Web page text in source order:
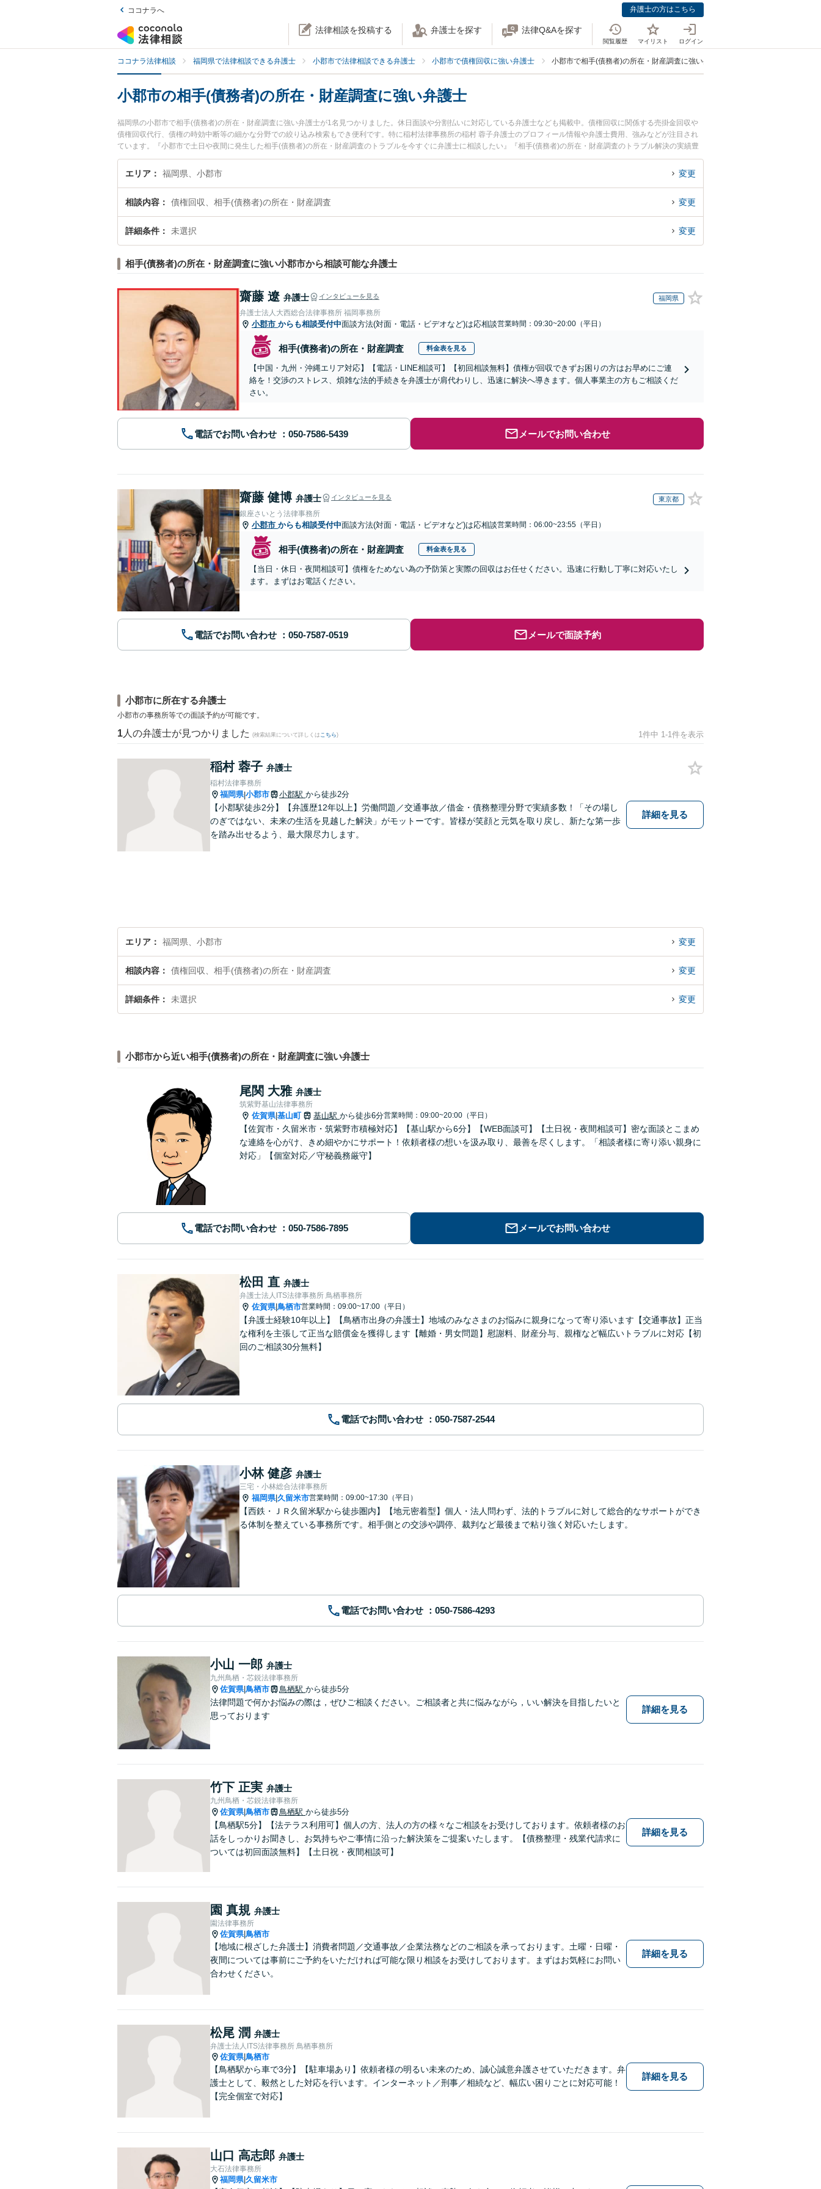
ココナラへ 弁護士の方はこちら
法律相談を投稿する 弁護士を探す 法律Q&Aを探す
閲覧履歴 マイリスト ログイン
ココナラ法律相談 福岡県で法律相談できる弁護士 小郡市で法律相談できる弁護士 小郡市で債権回収に強い弁護士 小郡市で相手(債務者)の所在・財産調査に強い弁護士
小郡市の相手(債務者)の所在・財産調査に強い弁護士
福岡県の小郡市で相手(債務者)の所在・財産調査に強い弁護士が1名見つかりました。休日面談や分割払いに対応している弁護士なども掲載中。債権回収に関係する売掛金回収や
債権回収代行、債権の時効中断等の細かな分野での絞り込み検索もでき便利です。特に稲村法律事務所の稲村 蓉子弁護士のプロフィール情報や弁護士費用、強みなどが注目され
ています。『小郡市で土日や夜間に発生した相手(債務者)の所在・財産調査のトラブルを今すぐに弁護士に相談したい』『相手(債務者)の所在・財産調査のトラブル解決の実績豊
富な近くの弁護士を検索したい』『初回相談無料で相手(債務者)の所在・財産調査を法律相談できる小郡市内の弁護士に相談予約したい』などでお困りの相談者さんにおすすめで
す。エリア 福岡県、小郡市 変更
相談内容 債権回収、相手(債務者)の所在・財産調査 変更
詳細条件 未選択 変更
相手(債務者)の所在・財産調査に強い小郡市から相談可能な弁護士
齋藤 遼 弁護士 インタビューを見る 福岡県
弁護士法人大西総合法律事務所 福岡事務所
小郡市 からも相談受付中面談方法(対面・電話・ビデオなど)は応相談営業時間：09:30~20:00（平日）
相手(債務者)の所在・財産調査 料金表を見る
【中国・九州・沖縄エリア対応】【電話・LINE相談可】【初回相談無料】債権が回収できずお困りの方はお早めにご連
絡を！交渉のストレス、煩雑な法的手続きを弁護士が肩代わりし、迅速に解決へ導きます。個人事業主の方もご相談くだ
さい。
電話でお問い合わせ メールでお問い合わせ
齋藤 健博 弁護士 インタビューを見る 東京都
銀座さいとう法律事務所
小郡市 からも相談受付中面談方法(対面・電話・ビデオなど)は応相談営業時間：06:00~23:55（平日）
相手(債務者)の所在・財産調査 料金表を見る
【当日・休日・夜間相談可】債権をためない為の予防策と実際の回収はお任せください。迅速に行動し丁寧に対応いたし
ます。まずはお電話ください。
電話でお問い合わせ メールで面談予約
小郡市に所在する弁護士
小郡市の事務所等での面談予約が可能です。
1 人の弁護士が見つかりました (検索結果について詳しくは こちら) 1件中 1-1件を表示
稲村 蓉子 弁護士
稲村法律事務所
福岡県|小郡市 小郡駅 から徒歩2分
【小郡駅徒歩2分】【弁護歴12年以上】労働問題／交通事故／借金・債務整理分野で実績多数！「その場し
のぎではない、未来の生活を見越した解決」がモットーです。皆様が笑顔と元気を取り戻し、新たな第一歩
を踏み出せるよう、最大限尽力します。
詳細を見る
エリア 福岡県、小郡市 変更
相談内容 債権回収、相手(債務者)の所在・財産調査 変更
詳細条件 未選択 変更
小郡市から近い相手(債務者)の所在・財産調査に強い弁護士
尾関 大雅 弁護士
筑紫野基山法律事務所
佐賀県|基山町 基山駅 から徒歩6分営業時間：09:00~20:00（平日）
【佐賀市・久留米市・筑紫野市積極対応】【基山駅から6分】【WEB面談可】【土日祝・夜間相談可】密な面談とこまめ
な連絡を心がけ、きめ細やかにサポート！依頼者様の想いを汲み取り、最善を尽くします。「相談者様に寄り添い親身に
対応」【個室対応／守秘義務厳守】
電話でお問い合わせ メールでお問い合わせ
松田 直 弁護士
弁護士法人ITS法律事務所 鳥栖事務所
佐賀県|鳥栖市営業時間：09:00~17:00（平日）
【弁護士経験10年以上】【鳥栖市出身の弁護士】地域のみなさまのお悩みに親身になって寄り添います【交通事故】正当
な権利を主張して正当な賠償金を獲得します【離婚・男女問題】慰謝料、財産分与、親権など幅広いトラブルに対応【初
回のご相談30分無料】
電話でお問い合わせ
小林 健彦 弁護士
三宅・小林総合法律事務所
福岡県|久留米市営業時間：09:00~17:30（平日）
【西鉄・ＪＲ久留米駅から徒歩圏内】【地元密着型】個人・法人問わず、法的トラブルに対して総合的なサポートができ
る体制を整えている事務所です。相手側との交渉や調停、裁判など最後まで粘り強く対応いたします。
電話でお問い合わせ
小山 一郎 弁護士
九州鳥栖・芯鋭法律事務所
佐賀県|鳥栖市 鳥栖駅 から徒歩5分
法律問題で何かお悩みの際は，ぜひご相談ください。ご相談者と共に悩みながら，いい解決を目指したいと
思っております
詳細を見る
竹下 正実 弁護士
九州鳥栖・芯鋭法律事務所
佐賀県|鳥栖市 鳥栖駅 から徒歩5分
【鳥栖駅5分】【法テラス利用可】個人の方、法人の方の様々なご相談をお受けしております。依頼者様のお
話をしっかりお聞きし、お気持ちやご事情に沿った解決策をご提案いたします。【債務整理・残業代請求に
ついては初回面談無料】【土日祝・夜間相談可】
詳細を見る
園 真規 弁護士
園法律事務所
佐賀県|鳥栖市
【地域に根ざした弁護士】消費者問題／交通事故／企業法務などのご相談を承っております。土曜・日曜・
夜間については事前にご予約をいただければ可能な限り相談をお受けしております。まずはお気軽にお問い
合わせください。
詳細を見る
松尾 潤 弁護士
弁護士法人ITS法律事務所 鳥栖事務所
佐賀県|鳥栖市
【鳥栖駅から車で3分】【駐車場あり】依頼者様の明るい未来のため、誠心誠意弁護させていただきます。弁
護士として、毅然とした対応を行います。インターネット／刑事／相続など、幅広い困りごとに対応可能！
【完全個室で対応】
詳細を見る
山口 高志郎 弁護士
大石法律事務所
福岡県|久留米市